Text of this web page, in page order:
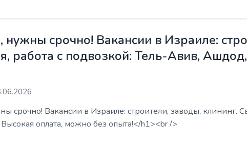
нужны срочно! Вакансии в Израиле:
работа с подвозкой: Тель-Авив,
срочно! Вакансии в Израиле: строители, заводы, клининг.
оплата, можно без опыта!</h1><br />